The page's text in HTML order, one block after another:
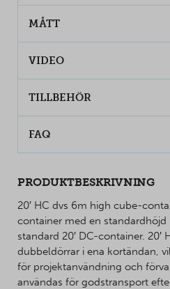
MÅTT
VIDEO
TILLBEHÖR
FAQ
PRODUKTBESKRIVNING
20′ HC dvs 6m high cube-
container med en standardhöjd
standard 20′ DC-container. 20′
dubbeldörrar i ena kortändan,
för projektanvändning och
användas för godstransport